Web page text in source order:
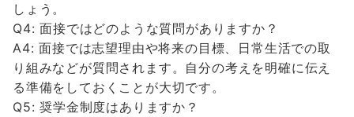
しょう。
Q4: 面接ではどのような質問がありますか？
A4: 面接では志望理由や将来の目標、日常生活での取
り組みなどが質問されます。自分の考えを明確に伝え
る準備をしておくことが大切です。
Q5: 奨学金制度はありますか？